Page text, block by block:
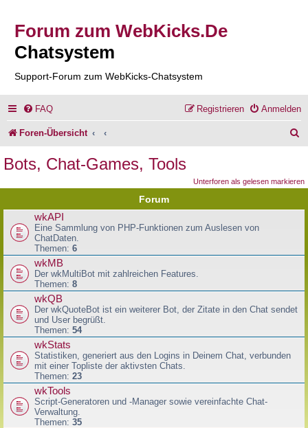
Forum zum WebKicks.De
Chatsystem
Support-Forum zum WebKicks-Chatsystem
FAQ Anmelden
Registrieren
Foren-Übersicht
e
Bots, Chat-Games, Tools
Unterforen als gelesen markieren
Forum
wkAPI
Eine Sammlung von PHP-Funktionen zum Auslesen von
ChatDaten.
Themen: 6
wkMB
Der wkMultiBot mit zahlreichen Features.
Themen: 8
wkQB
Der wkQuoteBot ist ein weiterer Bot, der Zitate in den Chat sendet
und User begrüßt.
Themen: 54
wkStats
Statistiken, generiert aus den Logins in Deinem Chat, verbunden
mit einer Topliste der aktivsten Chats.
Themen: 23
wkTools
Script-Generatoren und -Manager sowie vereinfachte Chat-
Verwaltung.
Themen: 35